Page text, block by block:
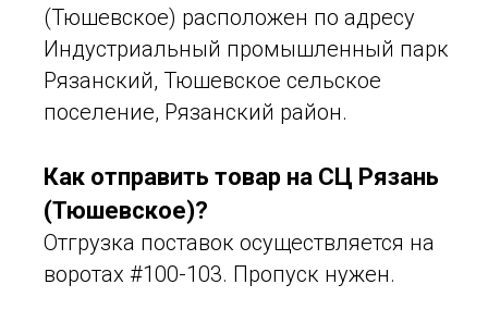
(Тюшевское) расположен по адресу
Индустриальный промышленный парк
Рязанский, Тюшевское сельское
поселение, Рязанский район.
Как отправить товар на СЦ Рязань
(Тюшевское)?
Отгрузка поставок осуществляется на
воротах #100-103. Пропуск нужен.